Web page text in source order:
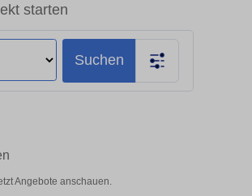
starten
Suchen
Angebote anschauen.